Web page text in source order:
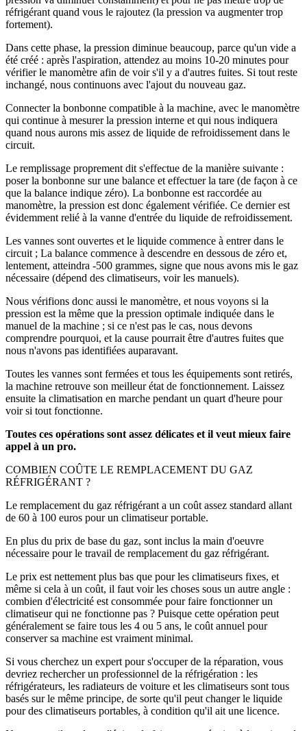
réfrigérant quand vous le rajoutez (la pression va augmenter trop
fortement).
Dans cette phase, la pression diminue beaucoup, parce qu'un vide a
été créé : après l'aspiration, attendez au moins 10-20 minutes pour
vérifier le manomètre afin de voir s'il y a d'autres fuites. Si tout reste
inchangé, nous continuons avec l'ajout du nouveau gaz.
Connecter la bonbonne compatible à la machine, avec le manomètre
qui continue à mesurer la pression interne et qui nous indiquera
quand nous aurons mis assez de liquide de refroidissement dans le
circuit.
Le remplissage proprement dit s'effectue de la manière suivante :
poser la bonbonne sur une balance et effectuer la tare (de façon à ce
que la balance indique zéro). La bonbonne est raccordée au
manomètre, la pression est donc également vérifiée. Ce dernier est
évidemment relié à la vanne d'entrée du liquide de refroidissement.
Les vannes sont ouvertes et le liquide commence à entrer dans le
circuit ; La balance commence à descendre en dessous de zéro et,
lentement, atteindra -500 grammes, signe que nous avons mis le gaz
nécessaire (dépend des climatiseurs, voir les manuels).
Nous vérifions donc aussi le manomètre, et nous voyons si la
pression est la même que la pression optimale indiquée dans le
manuel de la machine ; si ce n'est pas le cas, nous devons
comprendre pourquoi, et la cause pourrait être d'autres fuites que
nous n'avons pas identifiées auparavant.
Toutes les vannes sont fermées et tous les équipements sont retirés,
la machine retrouve son meilleur état de fonctionnement. Laissez
ensuite la climatisation en marche pendant un quart d'heure pour
voir si tout fonctionne.
Toutes ces opérations sont assez délicates et il veut mieux faire
appel à un pro.
COMBIEN COÛTE LE REMPLACEMENT DU GAZ
RÉFRIGÉRANT ?
Le remplacement du gaz réfrigérant a un coût assez standard allant
de 60 à 100 euros pour un climatiseur portable.
En plus du prix de base du gaz, sont inclus la main d'oeuvre
nécessaire pour le travail de remplacement du gaz réfrigérant.
Le prix est nettement plus bas que pour les climatiseurs fixes, et
même si cela à un coût, il faut voir les choses sous un autre angle :
combien d'électricité est consommée pour faire fonctionner un
climatiseur qui ne fonctionne pas ? Puisque cette opération peut
généralement se faire tous les 4 ou 5 ans, le coût annuel pour
conserver sa machine est vraiment minimal.
Si vous cherchez un expert pour s'occuper de la réparation, vous
devriez rechercher un professionnel de la réfrigération : les
réfrigérateurs, les radiateurs de voiture et les climatiseurs sont tous
basés sur le même principe, de sorte qu'il peut changer le liquide
pour des climatiseurs portables, à condition qu'il ait une licence.